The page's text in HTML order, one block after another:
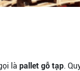
là pallet gỗ tạp.